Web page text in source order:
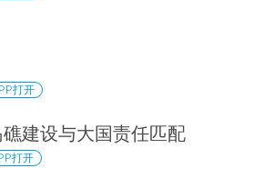
打开
建设与大国责任匹配
打开